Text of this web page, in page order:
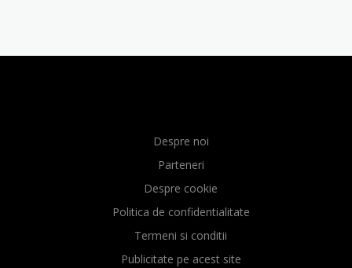
Despre noi
Parteneri
Despre cookie
Politica de confidentialitate
Termeni si conditii
Publicitate pe acest site